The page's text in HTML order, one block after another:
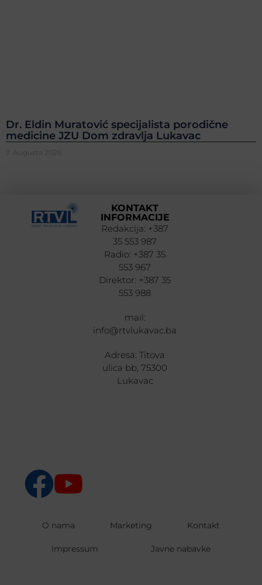
Dr. Eldin Muratović specijalista porodične
medicine JZU Dom zdravlja Lukavac
7. Augusta 2026.
KONTAKT
INFORMACIJE
Redakcija: +387
35 553 987
Radio: +387 35
553 967
Direktor: +387 35
553 988
mail:
info@rtvlukavac.ba
Adresa: Titova
ulica bb, 75300
Lukavac
O nama Marketing Kontakt
Impressum Javne nabavke